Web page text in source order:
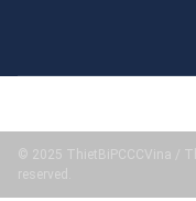
© 2025 ThietBiPCCCVina /
reserved.